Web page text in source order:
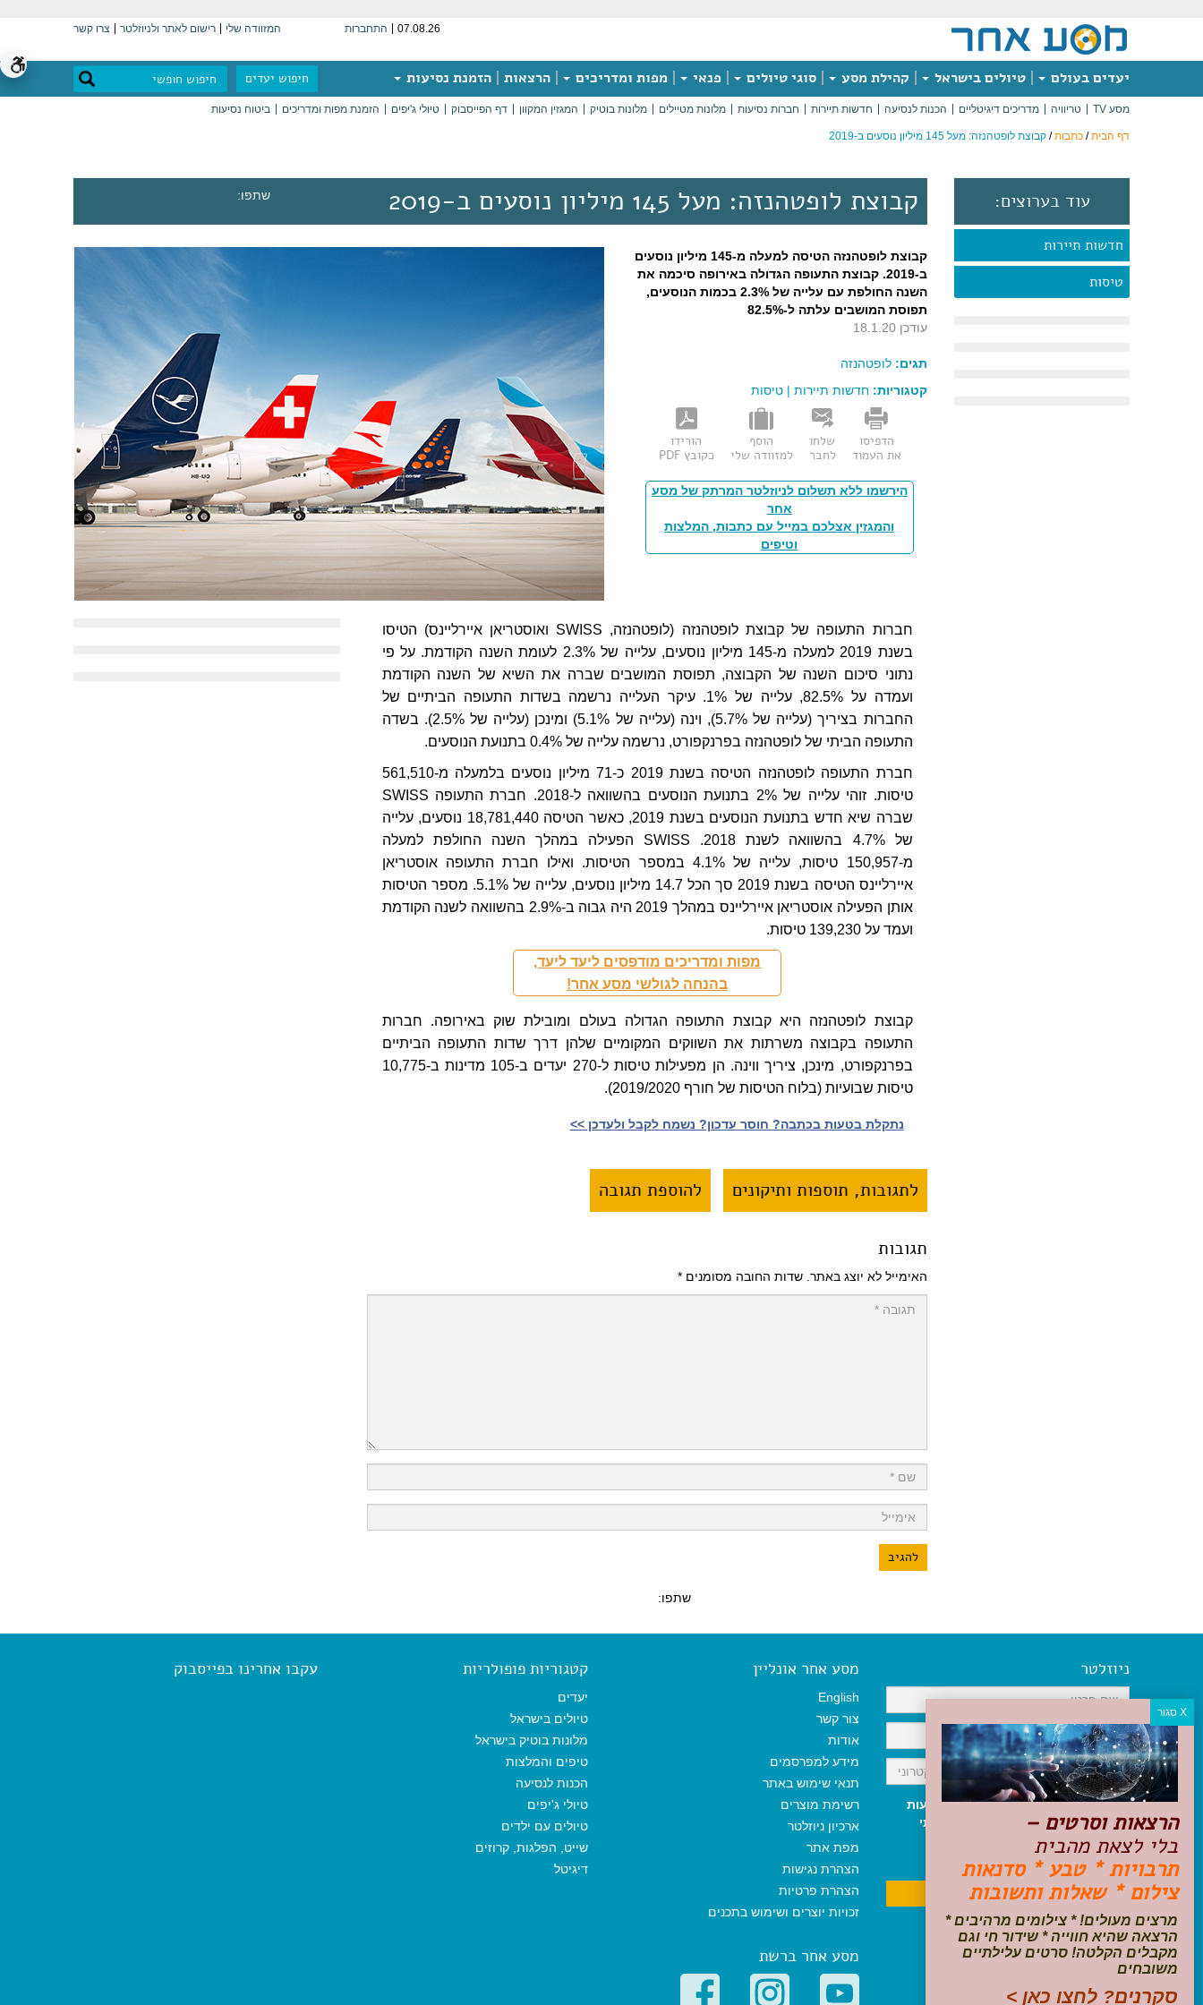
07.08.26 התחברות המזוודה שלי רישום לאתר ולניוזלטר צרו קשר
יעדים בעולם טיולים בישראל קהילת מסע סוגי טיולים פנאי מפות ומדריכים הרצאות הזמנת נסיעות חיפוש יעדים
מסע TV טריוויה מדריכים דיגיטליים הכנות לנסיעה חדשות תיירות חברות נסיעות מלונות מטיילים מלונות בוטיק המגזין המקוון דף הפייסבוק טיולי ג'יפים הזמנת מפות ומדריכים ביטוח נסיעות
דף הבית/ כתבות/ קבוצת לופטהנזה: מעל 145 מיליון נוסעים ב-2019
עוד בערוצים:
חדשות תיירות
טיסות
קבוצת לופטהנזה: מעל 145 מיליון נוסעים ב-2019 שתפו:
קבוצת לופטהנזה הטיסה למעלה מ-145 מיליון נוסעים
ב-2019. קבוצת התעופה הגדולה באירופה סיכמה את
השנה החולפת עם עלייה של 2.3% בכמות הנוסעים,
תפוסת המושבים עלתה ל-82.5%
עודכן 18.1.20
תגים: לופטהנזה
קטגוריות: חדשות תיירות| טיסות
הדפיסו
את העמוד
שלחו
לחבר
הוסף
למזוודה שלי
הורידו
כקובץ PDF
הירשמו ללא תשלום לניוזלטר המרתק של מסע
אחר
והמגזין אצלכם במייל עם כתבות, המלצות
וטיפים
חברות התעופה של קבוצת לופטהנזה (לופטהנזה, SWISS ואוסטריאן איירליינס) הטיסו
בשנת 2019 למעלה מ-145 מיליון נוסעים, עלייה של 2.3% לעומת השנה הקודמת. על פי
נתוני סיכום השנה של הקבוצה, תפוסת המושבים שברה את השיא של השנה הקודמת
ועמדה על 82.5%, עלייה של 1%. עיקר העלייה נרשמה בשדות התעופה הביתיים של
החברות בציריך (עלייה של 5.7%), וינה (עלייה של 5.1%) ומינכן (עלייה של 2.5%). בשדה
התעופה הביתי של לופטהנזה בפרנקפורט, נרשמה עלייה של 0.4% בתנועת הנוסעים.
חברת התעופה לופטהנזה הטיסה בשנת 2019 כ-71 מיליון נוסעים בלמעלה מ-561,510
טיסות. זוהי עלייה של 2% בתנועת הנוסעים בהשוואה ל-2018. חברת התעופה SWISS
שברה שיא חדש בתנועת הנוסעים בשנת 2019, כאשר הטיסה 18,781,440 נוסעים, עלייה
של 4.7% בהשוואה לשנת 2018. SWISS הפעילה במהלך השנה החולפת למעלה
מ-150,957 טיסות, עלייה של 4.1% במספר הטיסות. ואילו חברת התעופה אוסטריאן
איירליינס הטיסה בשנת 2019 סך הכל 14.7 מיליון נוסעים, עלייה של 5.1%. מספר הטיסות
אותן הפעילה אוסטריאן איירליינס במהלך 2019 היה גבוה ב-2.9% בהשוואה לשנה הקודמת
ועמד על 139,230 טיסות.
מפות ומדריכים מודפסים ליעד ליעד,
בהנחה לגולשי מסע אחר!
קבוצת לופטהנזה היא קבוצת התעופה הגדולה בעולם ומובילת שוק באירופה. חברות
התעופה בקבוצה משרתות את השווקים המקומיים שלהן דרך שדות התעופה הביתיים
בפרנקפורט, מינכן, ציריך ווינה. הן מפעילות טיסות ל-270 יעדים ב-105 מדינות ב-10,775
טיסות שבועיות (בלוח הטיסות של חורף 2019/2020).
נתקלת בטעות בכתבה? חוסר עדכון? נשמח לקבל ולעדכן >>‎
לתגובות, תוספות ותיקונים להוספת תגובה
תגובות
האימייל לא יוצג באתר. שדות החובה מסומנים *
שתפו:
ניוזלטר
אני מאשר/ת קבלת ניוזלטר והודעות
שיווקיות, ומאשר/ת כי קראתי והסכמתי
לתקנון האתר ולמדיניות הפרטיות
ניתן לבטל את ההרשמה בכל עת
מסע אחר אונליין
English
צור קשר
אודות
מידע למפרסמים
תנאי שימוש באתר
רשימת מוצרים
ארכיון ניוזלטר
מפת אתר
הצהרת נגישות
הצהרת פרטיות
זכויות יוצרים ושימוש בתכנים
מסע אחר ברשת
קטגוריות פופולריות
יעדים
טיולים בישראל
מלונות בוטיק בישראל
טיפים והמלצות
הכנות לנסיעה
טיולי ג'יפים
טיולים עם ילדים
שייט, הפלגות, קרוזים
דיגיטל
עקבו אחרינו בפייסבוק
הרצאות וסרטים –
בלי לצאת מהבית
תרבויות * טבע * סדנאות
צילום * שאלות ותשובות
מרצים מעולים! * צילומים מרהיבים *
הרצאה שהיא חווייה * שידור חי וגם
מקבלים הקלטה! סרטים עלילתיים
משובחים
סקרנים? לחצו כאן >